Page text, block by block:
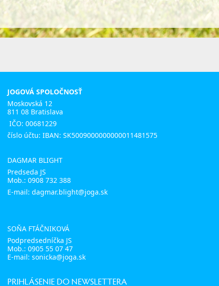
JOGOVÁ SPOLOČNOSŤ
Moskovská 12
811 08 Bratislava
IČO: 00681229
číslo účtu: IBAN: SK5009000000000011481575
DAGMAR BLIGHT
Predseda JS
Mob.: 0908 732 388
E-mail: dagmar.blight@joga.sk
SOŇA FTÁČNIKOVÁ
Podpredsedníčka JS
Mob.: 0905 55 07 47
E-mail: sonicka@joga.sk
PRIHLÁSENIE DO NEWSLETTERA